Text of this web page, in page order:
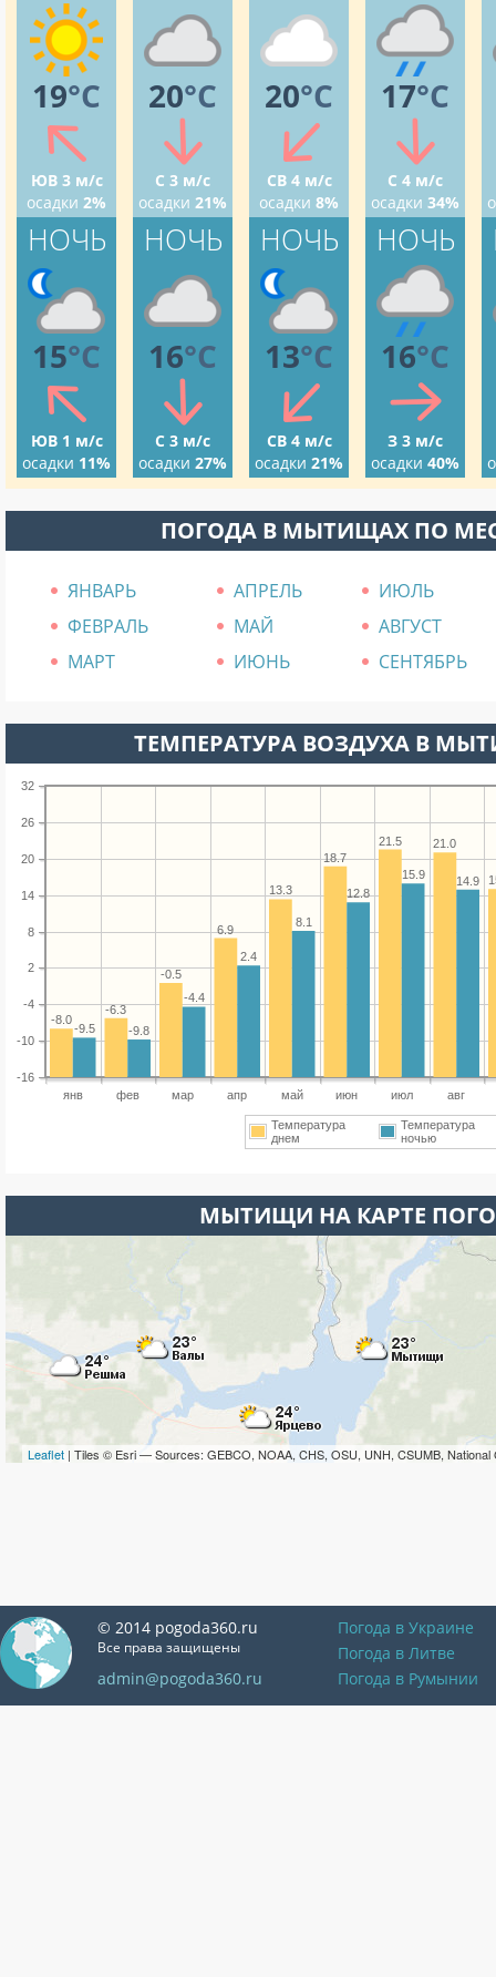
19°C
ЮВ 3 м/с
осадки 2%
НОЧЬ
15°C
ЮВ 1 м/с
осадки 11%
20°C
С 3 м/с
осадки 21%
НОЧЬ
16°C
С 3 м/с
осадки 27%
20°C
СВ 4 м/с
осадки 8%
НОЧЬ
13°C
СВ 4 м/с
осадки 21%
17°C
С 4 м/с
осадки 34%
НОЧЬ
16°C
З 3 м/с
осадки 40%
ПОГОДА В МЫТИЩАХ ПО
ЯНВАРЬ АПРЕЛЬ
ИЮЛЬ
ФЕВРАЛЬ
МАЙ
АВГУСТ
МАРТ
ИЮНЬ СЕНТЯБРЬ
ТЕМПЕРАТУРА ВОЗДУХА В
янв фев мар апр май июн июл авг
-16
-10
-4
2
8
14
20
26
32
21.0
21.5
18.7
13.3
6.9
-0.5
-6.3
-8.0
14.9
15.9
12.8
8.1
2.4
-4.4
-9.8
-9.5
Температура
днем
Температура
ночью
МЫТИЩИ НА КАРТЕ
Leaflet | Tiles © Esri — Sources: GEBCO, NOAA, CHS, OSU, UNH, CSUMB, National
© 2014 pogoda360.ru
Все права защищены
admin@pogoda360.ru
Погода в Украине
Погода в Литве
Погода в Румынии